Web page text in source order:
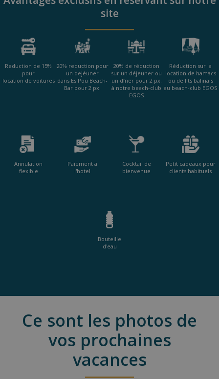
site
Reduction de 15%
pour
location de voitures
20% reduction pour
un dejéuner
dans Es Pou Beach-
Bar pour 2 px.
20% de réduction
sur un déjeuner ou
un dîner pour 2 px.
à notre beach-club
EGOS
Réduction sur la
location de hamacs
ou de lits balinais
au beach-club EGOS
Annulation
flexible
Paiement a
l'hotel
Cocktail de
bienvenue
Petit cadeaux pour
clients habituels
Bouteille
d'eau
Ce sont les photos de
vos prochaines
vacances